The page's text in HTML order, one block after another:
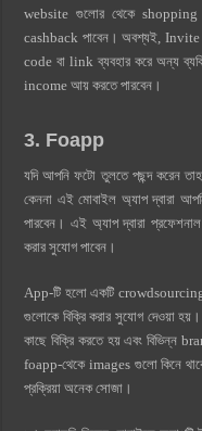
website গুলোর থেকে shopping
cashback পাবেন। অবশ্যই, Invite
code বা link ব্যবহার করে অন্য
income আয় করতে পারবেন।
3. Foapp
যদি আপনি ফটো তুলতে পছন্দ করেন
কেননা এই মোবাইল অ্যাপ দ্বারা
পারবেন। এই অ্যাপ দ্বারা
করার সুযোগ পাবেন।
App-টি হলো একটি crowdsourcing
গুলোকে বিক্রি করার সুযোগ দেওয়া
কাছে বিক্রি করতে হয় এবং
foapp-থেকে images গুলো কিনে
প্রক্রিয়া অনেক সোজা।